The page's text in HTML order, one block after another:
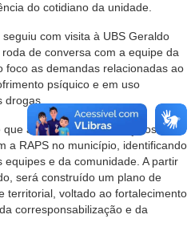
do cotidiano da unidade.
com visita à UBS Geraldo
de conversa com a equipe da
foco as demandas relacionadas ao
psíquico e em uso
drogas.
a supervisora conheça os
a RAPS no município, identificando
e da comunidade. A partir
será construído um plano de
territorial, voltado ao fortalecimento
corresponsabilização e da